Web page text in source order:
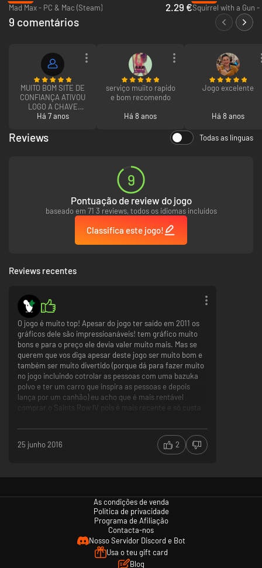
Mad Max - PC & Mac (Steam)
2.29 €Squirrel with a Gun -
9 comentários
MUITO BOM SITE DE
CONFIANÇA ATIVOU
LOGO A CHAVE
RECOMENDO É
Há 7 anos
serviço muiito rapido
e bom recomendo
Há 8 anos
Jogo excelente
Há 8 anos
Reviews Todas as línguas
9
Pontuação de review do jogo
baseado em 71 3 reviews, todos os idiomas incluídos
Classifica este jogo!
Reviews recentes
O jogo é muito top! Apesar do jogo ter saído em 2011 os
gráficos dele são impressioanáveis! tem gráfico muito
bons e para o preço ele devia valer muito mais. Mas se
querem que vos diga apesar deste jogo ser muito bom e
também ser muito divertido (porque dá para fazer muito
no jogo incluindo cotrolar as pessoas com uma bazuka
polvo e ter um carro que inspira as pessoas e depois
lança por um canhão) eu acho que é mais rentável
comprar o Saints Row IV pois é mais recente e só custa
mais e o mundo é mais interativo!. Pronto esta é a minha
opinião e não tenho mais nada para dizer por isso
esperem que gostem do jogo! Obrigado por teres lido
O jogo tem um mundo aberto cheio de interatividades
que podem muito bem entreter o jogador levando a
uma experiencia de jogo muito boa
O jogo tem um qualidade de gráficos muito avançada
para a altura em que foi lançado que foi em 2011
Tem alguns bugs de vez em quando mas é normal
devido ao facto de o jogo ser um bocado antigo
25 junho 2016 2
As condições de venda
Política de privacidade
Programa de Afiliação
Contacta-nos
Nosso Servidor Discord e Bot
Usa o teu gift card
Blog